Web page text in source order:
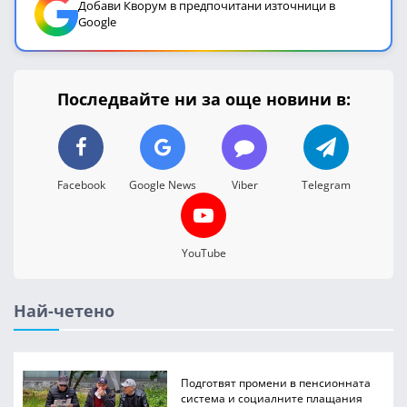
Добави Кворум в предпочитани източници в
Google
Последвайте ни за още новини в:
Facebook Google News Viber Telegram
YouTube
Най-четено
Подготвят промени в пенсионната
система и социалните плащания